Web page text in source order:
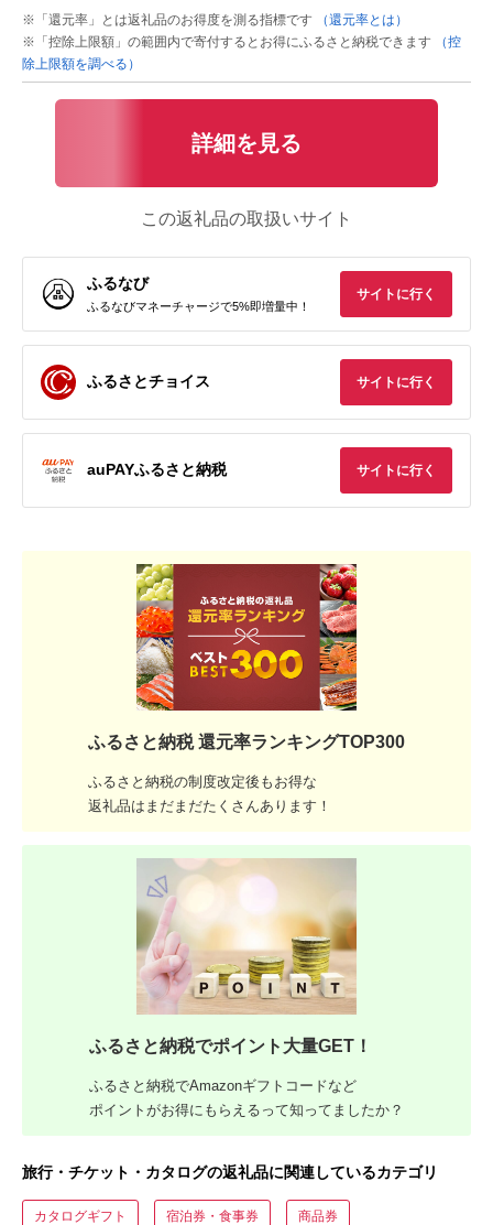
※「還元率」とは返礼品のお得度を測る指標です
（還元率とは）
※「控除上限額」の範囲内で寄付するとお得にふるさと納税できます
（控
除上限額を調べる）
詳細を見る
この返礼品の取扱いサイト
ふるなび
ふるなびマネーチャージで5%即増量中！
サイトに行く
ふるさとチョイス サイトに行く
auPAYふるさと納税 サイトに行く
ふるさと納税 還元率ランキングTOP300
ふるさと納税の制度改定後もお得な
返礼品はまだまだたくさんあります！
ふるさと納税でポイント大量GET！
ふるさと納税でAmazonギフトコードなど
ポイントがお得にもらえるって知ってましたか？
旅行・チケット・カタログの返礼品に関連しているカテゴリ
カタログギフト 宿泊券・食事券 商品券